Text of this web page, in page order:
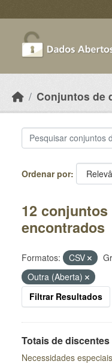
Conjuntos de
Ordenar por
12
encontrados
Formatos: CSV
Outra (Aberta)
Filtrar Resultados
Totais de
Necessidades especiais